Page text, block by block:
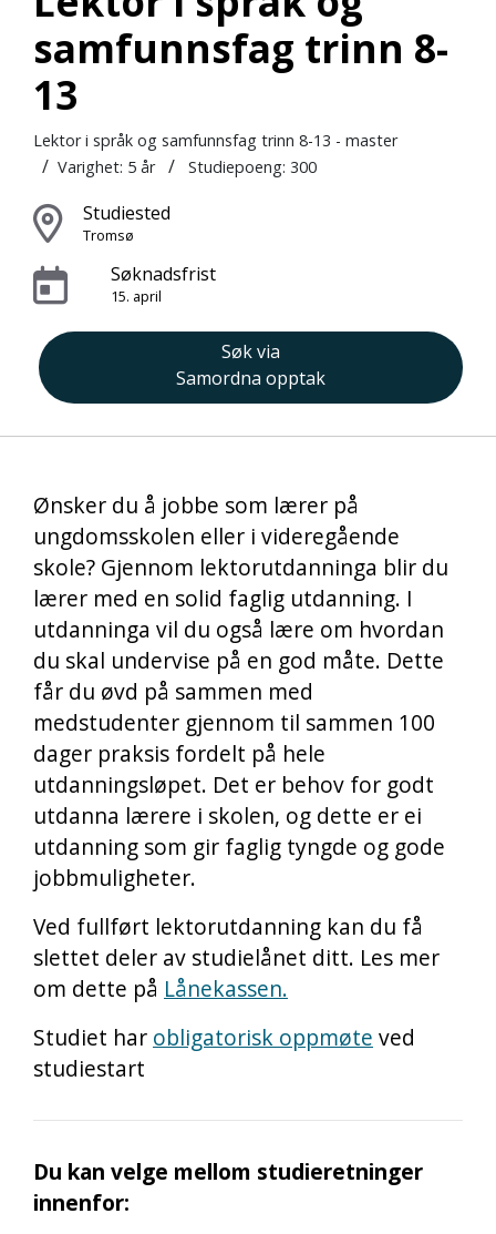
samfunnsfag trinn 8-
13
Lektor i språk og samfunnsfag trinn 8-13 - master
/ Varighet: 5 år / Studiepoeng: 300
Studiested
Tromsø
Søknadsfrist
15. april
Søk via
Samordna opptak
Ønsker du å jobbe som lærer på
ungdomsskolen eller i videregående
skole? Gjennom lektorutdanninga blir du
lærer med en solid faglig utdanning. I
utdanninga vil du også lære om hvordan
du skal undervise på en god måte. Dette
får du øvd på sammen med
medstudenter gjennom til sammen 100
dager praksis fordelt på hele
utdanningsløpet. Det er behov for godt
utdanna lærere i skolen, og dette er ei
utdanning som gir faglig tyngde og gode
jobbmuligheter.
Ved fullført lektorutdanning kan du få
slettet deler av studielånet ditt. Les mer
om dette på Lånekassen.
Studiet har obligatorisk oppmøte ved
studiestart
Du kan velge mellom studieretninger
innenfor: